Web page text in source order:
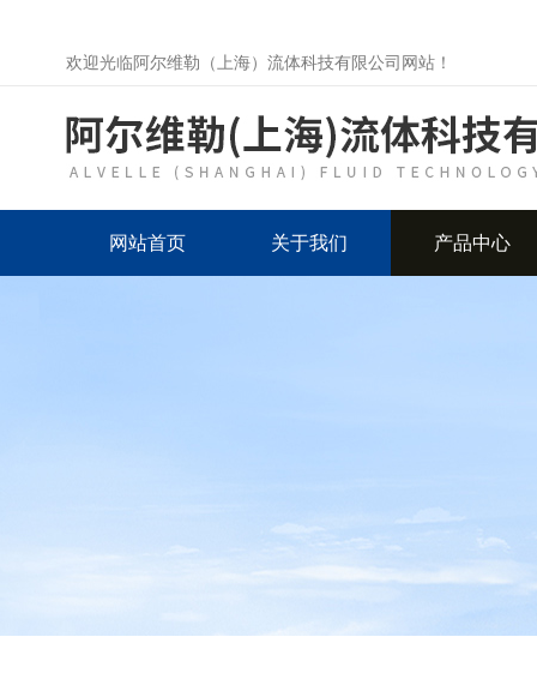
欢迎光临阿尔维勒（上海）流体科技有限公司网站！
网站首页 关于我们 产品中心